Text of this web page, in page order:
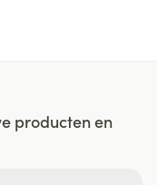
producten en